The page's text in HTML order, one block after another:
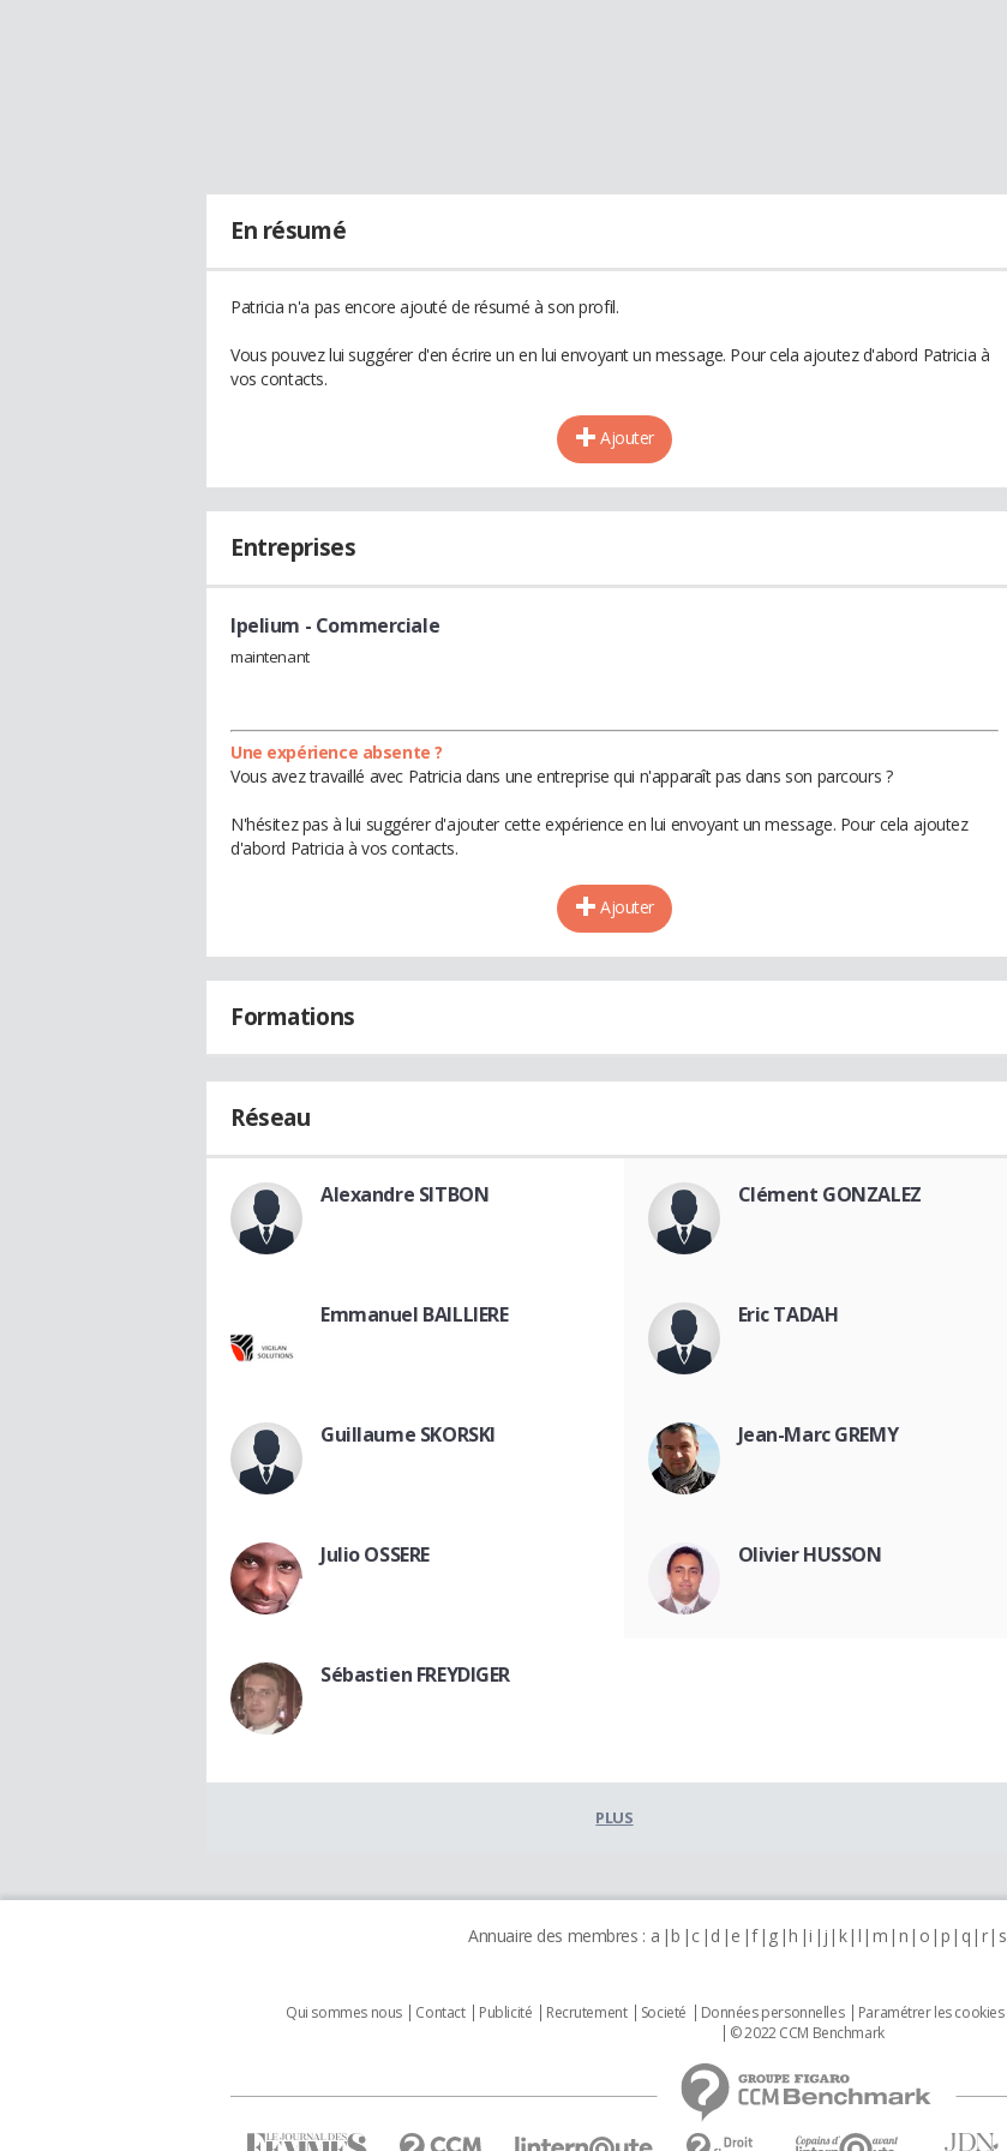
En résumé
Patricia n'a pas encore ajouté de résumé à son profil.
Vous pouvez lui suggérer d'en écrire un en lui envoyant un message. Pour cela ajoutez d'abord Patricia à
vos contacts.
Ajouter
Entreprises
Ipelium - Commerciale
maintenant
Une expérience absente ?
Vous avez travaillé avec Patricia dans une entreprise qui n'apparaît pas dans son parcours ?
N'hésitez pas à lui suggérer d'ajouter cette expérience en lui envoyant un message. Pour cela ajoutez
d'abord Patricia à vos contacts.
Ajouter
Formations
Réseau
Alexandre SITBON Clément GONZALEZ
Emmanuel BAILLIERE Eric TADAH
Guillaume SKORSKI Jean-Marc GREMY
Julio OSSERE Olivier HUSSON
Sébastien FREYDIGER
PLUS
Annuaire des membres : a b c d e f g h i j k l m n o p q r s
Qui sommes nous Contact Publicité Recrutement Societé Données personnelles Paramétrer les cookies
© 2022 CCM Benchmark